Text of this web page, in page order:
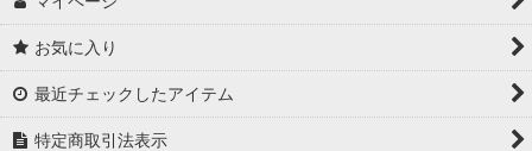
お気に入り
最近チェックしたアイテム
特定商取引法表示